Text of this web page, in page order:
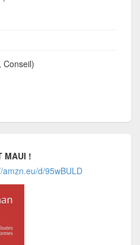
Conseil)
MAUI !
amzn.eu/d/95wBULD